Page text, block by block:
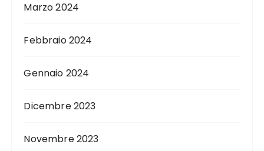
Marzo 2024
Febbraio 2024
Gennaio 2024
Dicembre 2023
Novembre 2023